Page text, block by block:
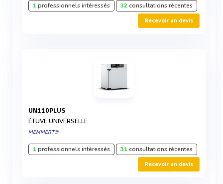
1professionnels intéressés 32consultations récentes
Recevoir un devis
UN110PLUS
ÉTUVE UNIVERSELLE
MEMMERT®
1professionnels intéressés 31consultations récentes
Recevoir un devis